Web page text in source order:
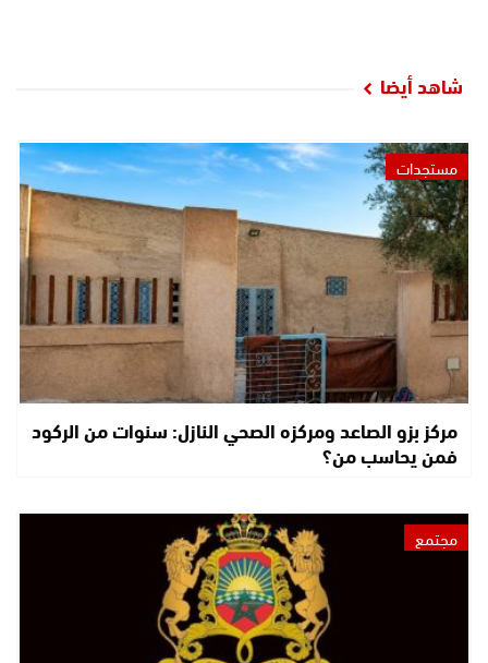
شاهد أيضا
مستجدات
مركز بزو الصاعد ومركزه الصحي النازل: سنوات من الركود
فمن يحاسب من؟
مجتمع